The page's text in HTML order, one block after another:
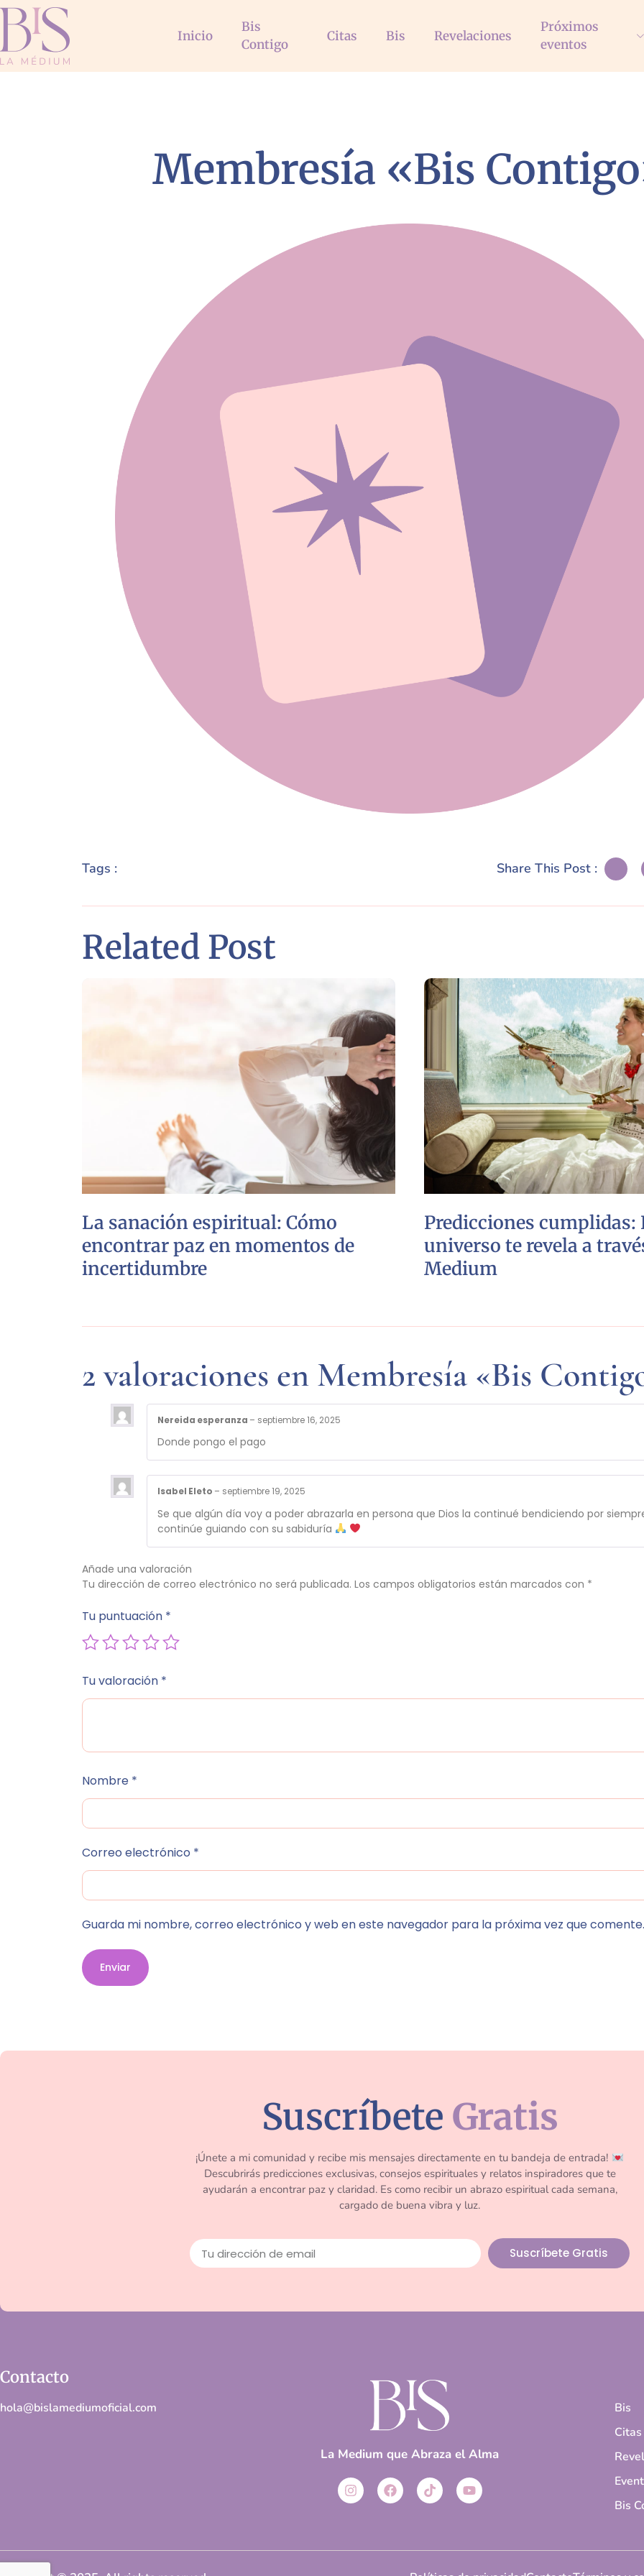
Inicio
Bis
Contigo
Citas Bis Revelaciones
Próximos
eventos
Membresía «Bis
Tags : Share This Post :
Related Post
La sanación espiritual: Cómo
encontrar paz en momentos de
incertidumbre
Predicciones cumplidas:
universo te revela a
Medium
2 valoraciones en Membresía «Bis
Nereida esperanza – septiembre 16, 2025
Donde pongo el pago
Isabel Eleto – septiembre 19, 2025
Se que algún día voy a poder abrazarla en persona que Dios la continué bendiciendo por
continúe guiando con su sabiduría
Añade una valoración
Tu dirección de correo electrónico no será publicada. Los campos obligatorios están marcados con *
Tu puntuación *
Tu valoración *
Nombre *
Correo electrónico *
Guarda mi nombre, correo electrónico y web en este navegador para la próxima vez que comente.
Suscríbete Gratis
¡Únete a mi comunidad y recibe mis mensajes directamente en tu bandeja de entrada!
Descubrirás predicciones exclusivas, consejos espirituales y relatos inspiradores que te
ayudarán a encontrar paz y claridad. Es como recibir un abrazo espiritual cada semana,
cargado de buena vibra y luz.
Suscríbete Gratis
Contacto
hola@bislamediumoficial.com
La Medium que Abraza el Alma
Bis
Citas
Bis